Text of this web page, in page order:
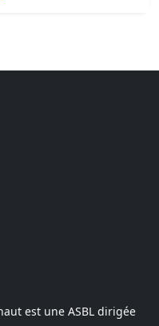
est une ASBL dirigée